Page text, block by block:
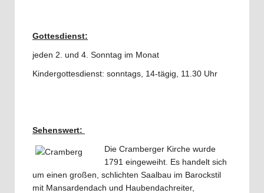
Gottesdienst:
jeden 2. und 4. Sonntag im Monat
Kindergottesdienst: sonntags, 14-tägig, 11.30 Uhr
Sehenswert:
Die Cramberger Kirche wurde
1791 eingeweiht. Es handelt sich
um einen großen, schlichten Saalbau im Barockstil
mit Mansardendach und Haubendachreiter,